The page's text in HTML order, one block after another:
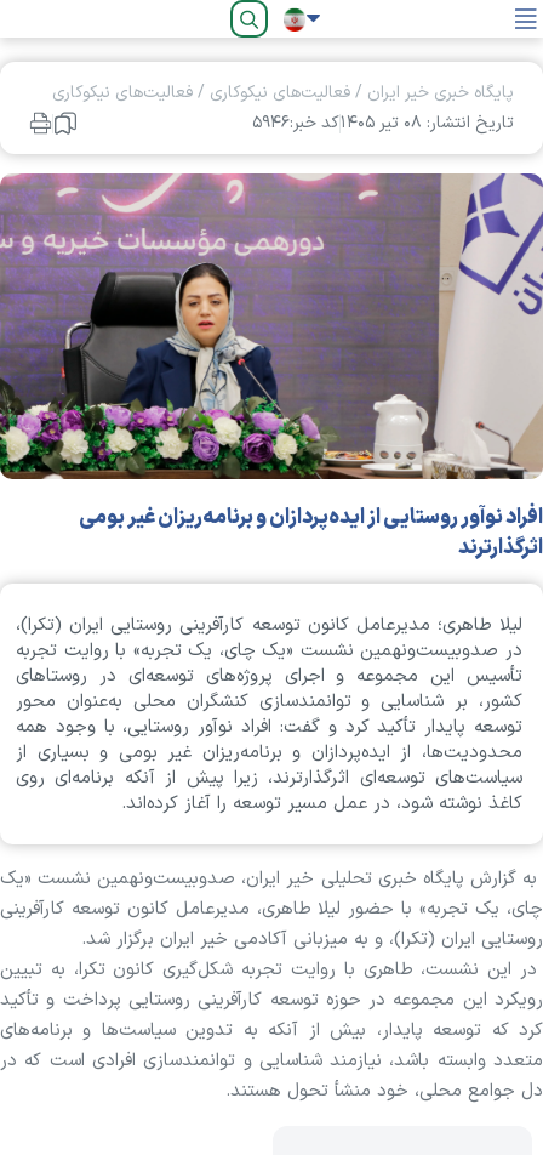
فارسی
پایگاه خبری خیر ایران /فعالیت‌های نیکوکاری /فعالیت‌های نیکوکاری
تاریخ انتشار: ۰۸ تير ۱۴۰۵
کد خبر:۵۹۴۶
افراد نوآور روستایی از ایده‌پردازان و برنامه‌ریزان غیر بومی
اثرگذارترند
لیلا طاهری؛ مدیرعامل کانون توسعه کارآفرینی روستایی ایران (تکرا)،
در صدوبیست‌ونهمین نشست «یک چای، یک تجربه» با روایت تجربه
تأسیس این مجموعه و اجرای پروژه‌های توسعه‌ای در روستاهای
کشور، بر شناسایی و توانمندسازی کنشگران محلی به‌عنوان محور
توسعه پایدار تأکید کرد و گفت: افراد نوآور روستایی، با وجود همه
محدودیت‌ها، از ایده‌پردازان و برنامه‌ریزان غیر بومی و بسیاری از
سیاست‌های توسعه‌ای اثرگذارترند، زیرا پیش از آنکه برنامه‌ای روی
کاغذ نوشته شود، در عمل مسیر توسعه را آغاز کرده‌اند.
به گزارش پایگاه خبری تحلیلی خیر ایران، صدوبیست‌ونهمین نشست «یک
چای، یک تجربه» با حضور لیلا طاهری، مدیرعامل کانون توسعه کارآفرینی
روستایی ایران (تکرا)، و به میزبانی آکادمی خیر ایران برگزار شد.
در این نشست، طاهری با روایت تجربه شکل‌گیری کانون تکرا، به تبیین
رویکرد این مجموعه در حوزه توسعه کارآفرینی روستایی پرداخت و تأکید
کرد که توسعه پایدار، بیش از آنکه به تدوین سیاست‌ها و برنامه‌های
متعدد وابسته باشد، نیازمند شناسایی و توانمندسازی افرادی است که در
دل جوامع محلی، خود منشأ تحول هستند.